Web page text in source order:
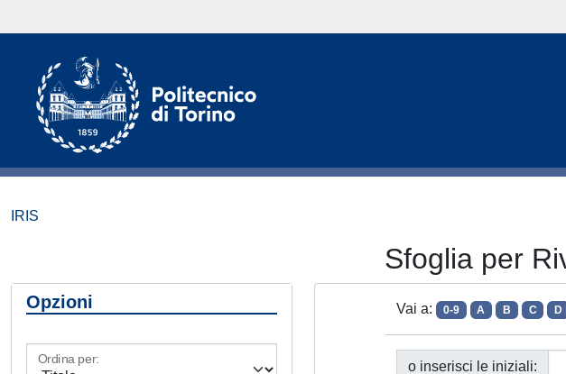
IRIS
Sfoglia per
Opzioni
Ordina per:
Vai a: 0-9 A B C D
o inserisci le iniziali: